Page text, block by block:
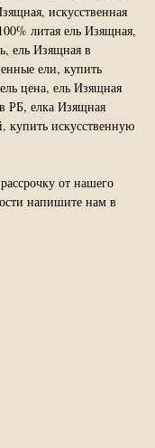
искусственная
литая ель Изящная,
ель Изящная в
ели, купить
цена, ель Изящная
РБ, елка Изящная
купить искусственную
от нашего
напишите нам в